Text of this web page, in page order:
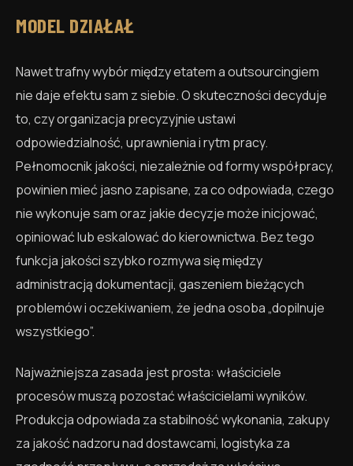
MODEL DZIAŁAŁ
Nawet trafny wybór między etatem a outsourcingiem
nie daje efektu sam z siebie. O skuteczności decyduje
to, czy organizacja precyzyjnie ustawi
odpowiedzialność, uprawnienia i rytm pracy.
Pełnomocnik jakości, niezależnie od formy współpracy,
powinien mieć jasno zapisane, za co odpowiada, czego
nie wykonuje sam oraz jakie decyzje może inicjować,
opiniować lub eskalować do kierownictwa. Bez tego
funkcja jakości szybko rozmywa się między
administracją dokumentacji, gaszeniem bieżących
problemów i oczekiwaniem, że jedna osoba „dopilnuje
wszystkiego”.
Najważniejsza zasada jest prosta: właściciele
procesów muszą pozostać właścicielami wyników.
Produkcja odpowiada za stabilność wykonania, zakupy
za jakość nadzoru nad dostawcami, logistyka za